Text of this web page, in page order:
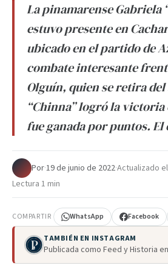
La pinamarense Gabriela
estuvo presente en
ubicado en el partido de
combate interesante
Olguín, quien se retira
“Chinna” logró la victoria
fue ganada por puntos. El
Por·19 de junio de 2022·Actualizado el
Lectura 1 min
COMPARTIR WhatsApp Facebook
TAMBIÉN EN INSTAGRAM
Publicada como Feed y Historia en